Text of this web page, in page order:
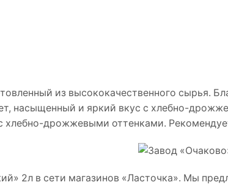
из высококачественного сырья.
насыщенный и яркий вкус с хлебно-
дрожжевыми оттенками.
2л в сети магазинов «Ласточка». Мы